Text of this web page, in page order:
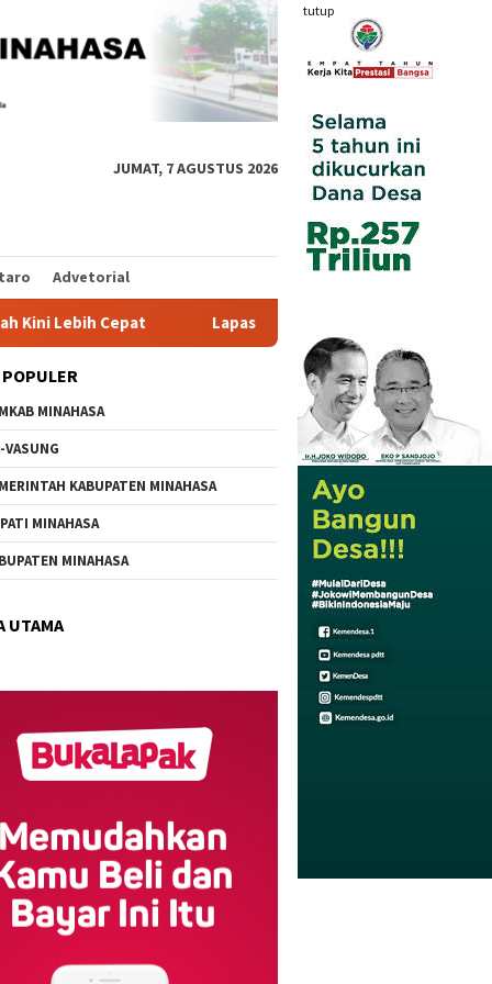
tutup
JUMAT, 7 AGUSTUS 2026
Advetorial
Lapas Tamako dan Kemenag Bersinergi Pulihkan
MINAHASA
VASUNG
KABUPATEN MINAHASA
MINAHASA
MINAHASA
UTAMA